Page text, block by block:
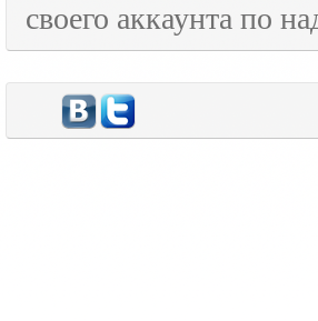
своего аккаунта по